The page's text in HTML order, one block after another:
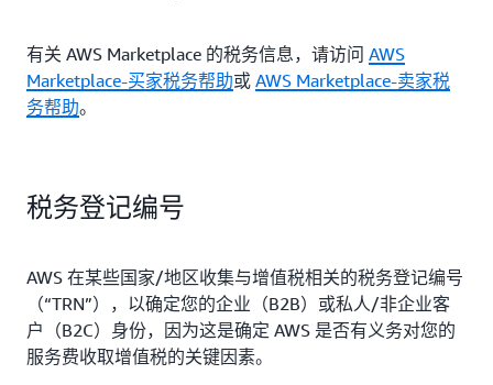
有关 AWS Marketplace 的税务信息，请访问 AWS
Marketplace-买家税务帮助或 AWS Marketplace-卖家税
务帮助。
税务登记编号
AWS 在某些国家/地区收集与增值税相关的税务登记编号
（“TRN”），以确定您的企业（B2B）或私人/非企业客
户（B2C）身份，因为这是确定 AWS 是否有义务对您的
服务费收取增值税的关键因素。